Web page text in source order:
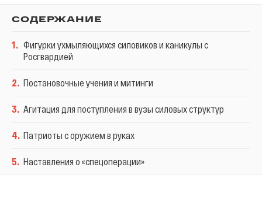
СОДЕРЖАНИЕ
1. Фигурки ухмыляющихся силовиков и каникулы с
Росгвардией
2. Постановочные учения и митинги
3. Агитация для поступления в вузы силовых структур
4. Патриоты с оружием в руках
5. Наставления о «спецоперации»